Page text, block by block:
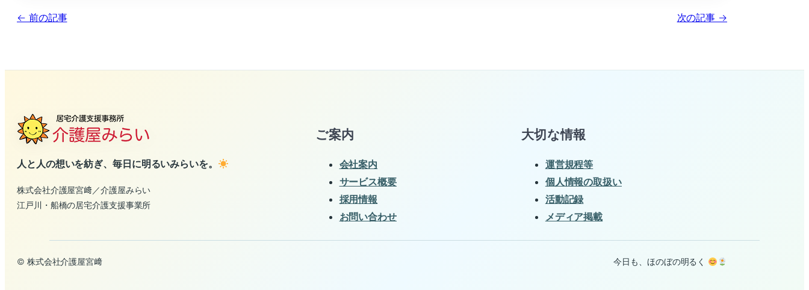
← 前の記事 次の記事 →
人と人の想いを紡ぎ、毎日に明るいみらいを。
株式会社介護屋宮﨑／介護屋みらい
江戸川・船橋の居宅介護支援事業所
ご案内
会社案内
サービス概要
採用情報
お問い合わせ
大切な情報
運営規程等
個人情報の取扱い
活動記録
メディア掲載
© 株式会社介護屋宮﨑 今日も、ほのぼの明るく